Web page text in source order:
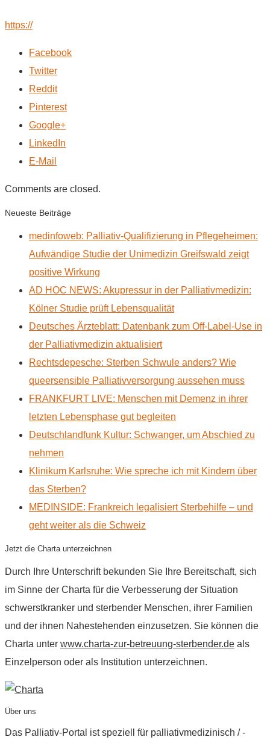
https://
Facebook
Twitter
Reddit
Pinterest
Google+
LinkedIn
E-Mail
Comments are closed.
Neueste Beiträge
medinfoweb: Palliativ-Qualifizierung in Pflegeheimen:
Aufwändige Studie der Unimedizin Greifswald zeigt
positive Wirkung
AD HOC NEWS: Akupressur in der Palliativmedizin:
Kölner Studie prüft Lebensqualität
Deutsches Ärzteblatt: Datenbank zum Off-Label-Use in
der Palliativmedizin aktualisiert
Rechtsdepesche: Sterben Schwule anders? Wie
queersensible Palliativversorgung aussehen muss
FRANKFURT LIVE: Menschen mit Demenz in ihrer
letzten Lebensphase gut begleiten
Deutschlandfunk Kultur: Schwanger, um Abschied zu
nehmen
Klinikum Karlsruhe: Wie spreche ich mit Kindern über
das Sterben?
MEDINSIDE: Frankreich legalisiert Sterbehilfe – und
geht weiter als die Schweiz
Jetzt die Charta unterzeichnen
Durch Ihre Unterschrift bekunden Sie Ihre Bereitschaft, sich
im Sinne der Charta für die Verbesserung der Situation
schwerstkranker und sterbender Menschen, ihrer Familien
und der ihnen Nahestehenden einzusetzen. Sie können die
Charta unter www.charta-zur-betreuung-sterbender.de als
Einzelperson oder als Institution unterzeichnen.
Über uns
Das Palliativ-Portal ist speziell für palliativmedizinisch / -